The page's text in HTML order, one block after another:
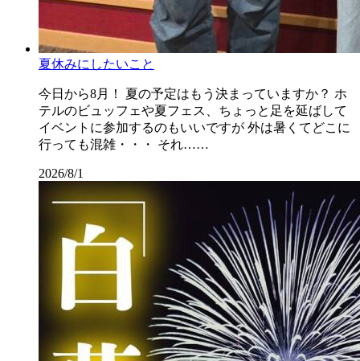
夏休みにしたいこと
今日から8月！ 夏の予定はもう決まっていますか？ ホ
テルのビュッフェや夏フェス、ちょっと足を延ばして
イベントに参加するのもいいですが 外は暑くてどこに
行っても混雑・・・ それ……
2026/8/1